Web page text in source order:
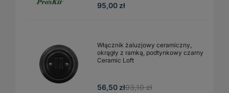
95,00 zł
Włącznik żaluzjowy ceramiczny,
okrągły z ramką, podtynkowy czarny
Ceramic Loft
56,50 zł93,10 zł